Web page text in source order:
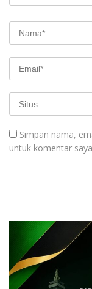
Simpan nama,
untuk komentar